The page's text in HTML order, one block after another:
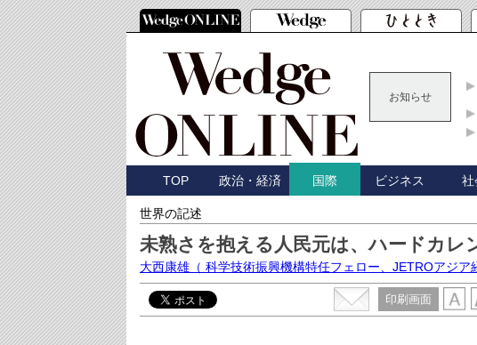
お知らせ
TOP 政治・経済 国際 ビジネス 社
世界の記述
未熟さを抱える人民元は、ハードカレ
大西康雄 （ 科学技術振興機構特任フェロー、JETROアジア
印刷画面